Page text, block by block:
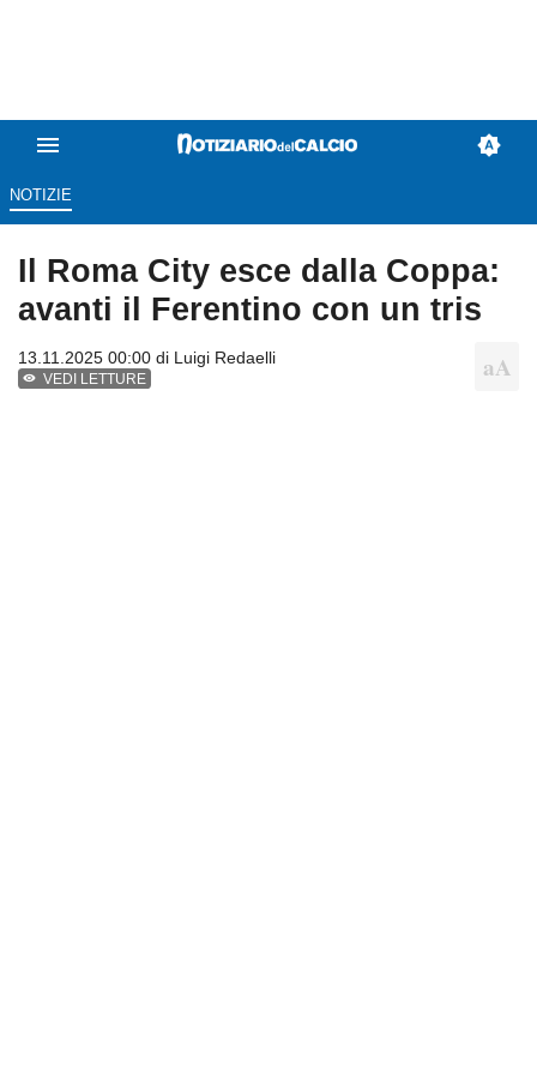
NOTIZIE
Il Roma City esce dalla Coppa:
avanti il Ferentino con un tris
13.11.2025 00:00 di Luigi Redaelli
VEDI LETTURE